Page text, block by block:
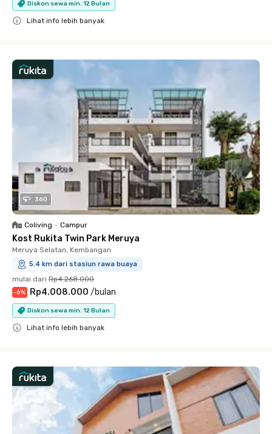
Diskon sewa min. 12 Bulan
Lihat info lebih banyak
360
Coliving • Campur
Kost Rukita Twin Park Meruya
Meruya Selatan, Kembangan
5.4 km dari stasiun rawa buaya
mulai dari Rp4.268.000
-6% Rp4.008.000 /bulan
Diskon sewa min. 12 Bulan
Lihat info lebih banyak